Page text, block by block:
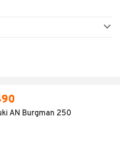
AN Burgman 250